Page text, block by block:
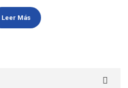
Leer Más